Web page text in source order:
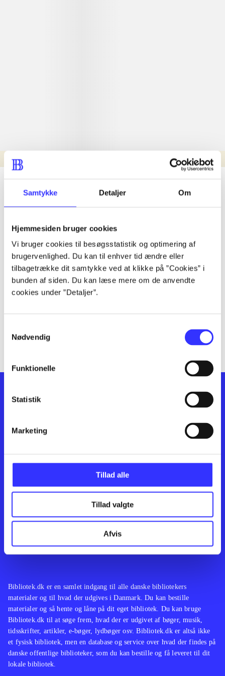
Samtykke Detaljer Om
Hjemmesiden bruger cookies
Vi bruger cookies til besøgsstatistik og optimering af
brugervenlighed. Du kan til enhver tid ændre eller
tilbagetrække dit samtykke ved at klikke på ”Cookies” i
bunden af siden. Du kan læse mere om de anvendte
cookies under ”Detaljer”.
Nødvendig
Funktionelle
Statistik
Marketing
Tillad alle
Tillad valgte
Afvis
Nyhed
lorem ipsum dolor sit amet ...
lorem ipsum dolor sit amet ...
lorem ipsum dolor sit amet ...
lorem ipsum dolor sit amet ...
lorem ipsum dolor sit amet ...
lorem ipsum dolor sit amet ...
lorem ipsum dolor sit amet ...
Feedback
Bibliotek.dk er en samlet indgang til alle danske bibliotekers
materialer og til hvad der udgives i Danmark. Du kan bestille
materialer og så hente og låne på dit eget bibliotek. Du kan bruge
Bibliotek.dk til at søge frem, hvad der er udgivet af bøger, musik,
tidsskrifter, artikler, e-bøger, lydbøger osv. Bibliotek.dk er altså ikke
et fysisk bibliotek, men en database og service over hvad der findes på
danske offentlige biblioteker, som du kan bestille og få leveret til dit
lokale bibliotek.
Kontakt os
English
Artikler
Film
Musik
Noder